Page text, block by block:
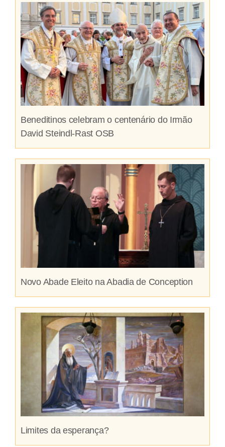
Beneditinos celebram o centenário do Irmão
David Steindl-Rast OSB
Novo Abade Eleito na Abadia de Conception
Limites da esperança?